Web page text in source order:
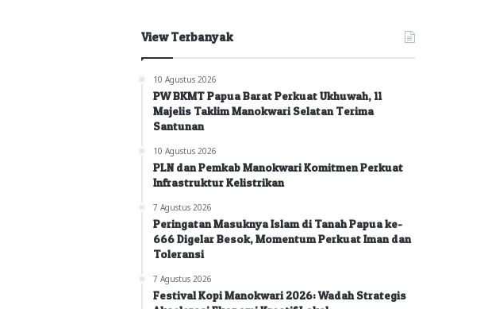
View Terbanyak
10 Agustus 2026
PW BKMT Papua Barat Perkuat Ukhuwah, 11
Majelis Taklim Manokwari Selatan Terima
Santunan
10 Agustus 2026
PLN dan Pemkab Manokwari Komitmen Perkuat
Infrastruktur Kelistrikan
7 Agustus 2026
Peringatan Masuknya Islam di Tanah Papua ke-
666 Digelar Besok, Momentum Perkuat Iman dan
Toleransi
7 Agustus 2026
Festival Kopi Manokwari 2026: Wadah Strategis